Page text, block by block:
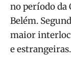
no período da
Belém.
maior
e estrangeiras.